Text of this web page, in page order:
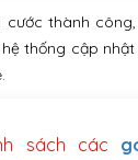
thành
thống cập
sách các